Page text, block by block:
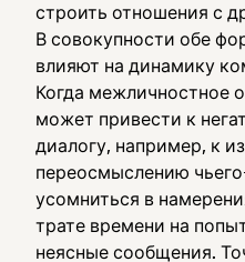
строить отношения с
В совокупности обе
влияют на динамику
Когда межличностное
может привести к
диалогу, например, к
переосмыслению
усомниться в
трате времени на
неясные сообщения.